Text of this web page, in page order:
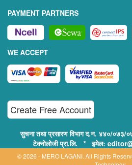
PAYMENT PARTNERS
WE ACCEPT
Create Free Account
सुचना तथा प्रसारण विभाग द.न. ४४०/
टेक्नोलोजी प्रा.लि. * इमेल:
© 2026 - MERO LAGANI. All Rights